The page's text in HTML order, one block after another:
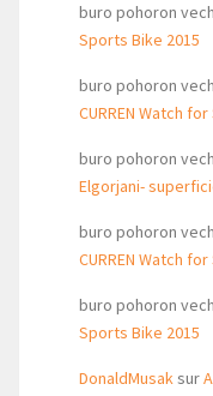
buro pohoron
Sports Bike 2015
buro pohoron
CURREN Watch for
buro pohoron
Elgorjani-
buro pohoron
CURREN Watch for
buro pohoron
Sports Bike 2015
DonaldMusaksur